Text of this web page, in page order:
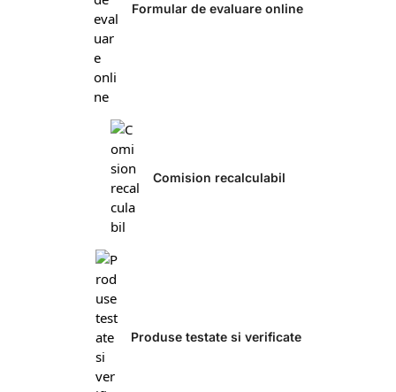
Formular de evaluare online
Comision recalculabil
Produse testate si verificate